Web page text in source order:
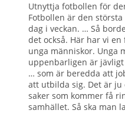
Utnyttja fotbollen för
Fotbollen är den
dag i veckan. … Så
det också. Här har vi
unga människor. Unga
uppenbarligen är
… som är beredda att
att utbilda sig. Det är
saker som kommer få
samhället. Så ska man